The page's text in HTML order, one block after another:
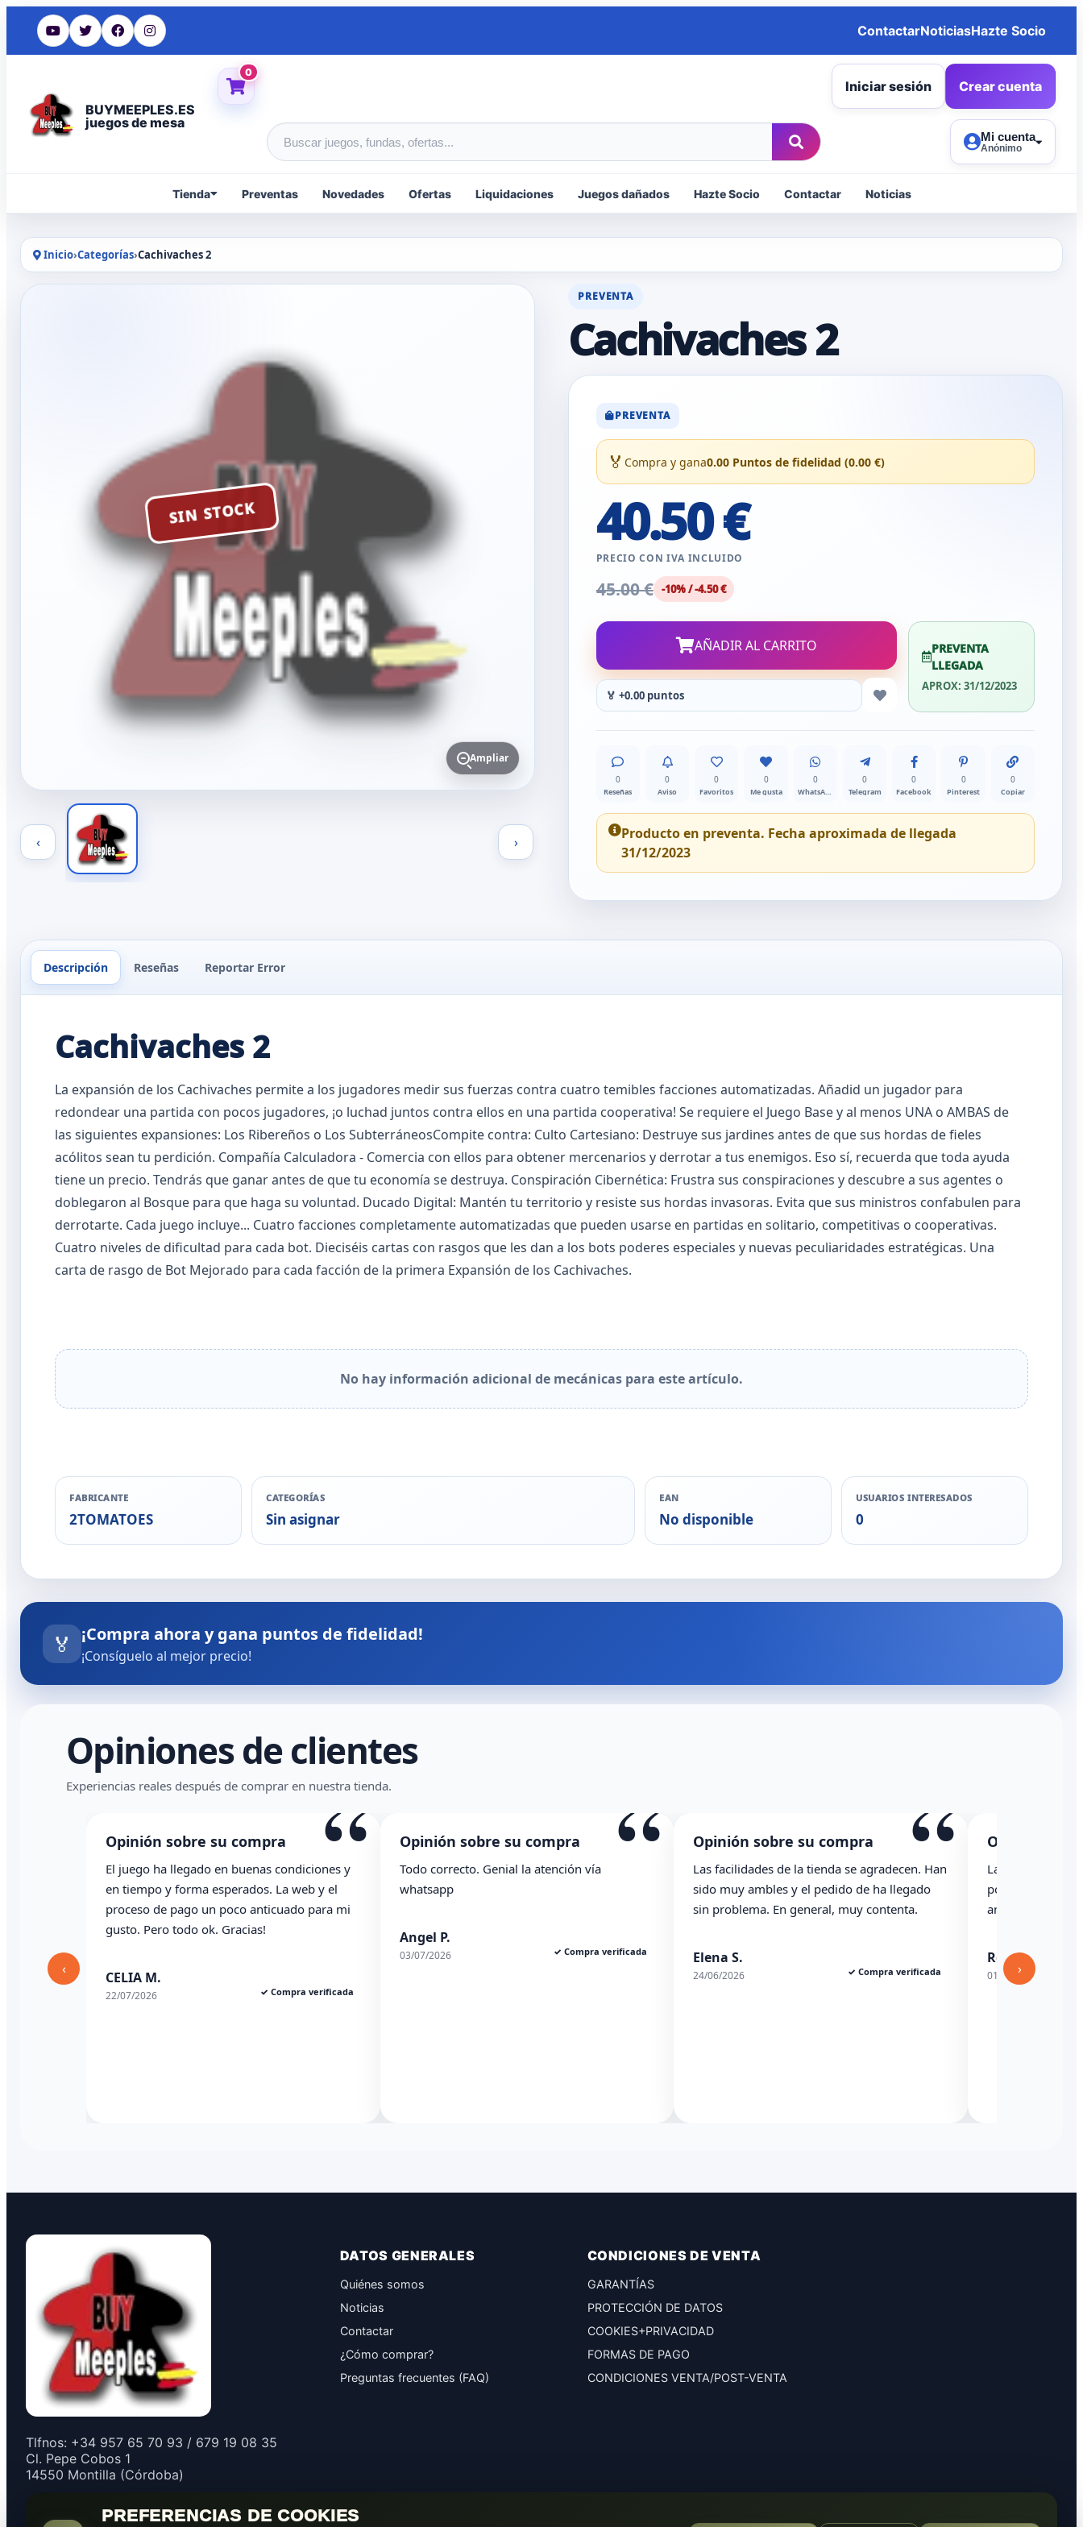
PREFERENCIAS DE COOKIES
ContactarNoticiasHazte Socio
BUYMEEPLES.ES
juegos de mesa
0
Iniciar sesión Crear cuenta
Buscar productos
Mi cuenta
Anónimo
Tienda Preventas Novedades Ofertas Liquidaciones Juegos dañados Hazte Socio Contactar Noticias
Inicio›Categorías›Cachivaches 2
SIN STOCK
Ampliar
‹ ›
PREVENTA
Cachivaches 2
PREVENTA
🏅 Compra y gana0.00 Puntos de fidelidad (0.00 €)
40.50 €
PRECIO CON IVA INCLUIDO
45.00 € -10% / -4.50 €
AÑADIR AL CARRITO
🏅 +0.00 puntos
PREVENTA
LLEGADA
APROX: 31/12/2023
0
Reseñas
0
Aviso
0
Favoritos
0
Me gusta
0
WhatsApp
0
Telegram
0
Facebook
0
Pinterest
0
Copiar
Producto en preventa. Fecha aproximada de llegada
31/12/2023
Descripción Reseñas Reportar Error
Cachivaches 2
La expansión de los Cachivaches permite a los jugadores medir sus fuerzas contra cuatro temibles facciones automatizadas. Añadid un jugador para
redondear una partida con pocos jugadores, ¡o luchad juntos contra ellos en una partida cooperativa! Se requiere el Juego Base y al menos UNA o AMBAS de
las siguientes expansiones: Los Ribereños o Los SubterráneosCompite contra: Culto Cartesiano: Destruye sus jardines antes de que sus hordas de fieles
acólitos sean tu perdición. Compañía Calculadora - Comercia con ellos para obtener mercenarios y derrotar a tus enemigos. Eso sí, recuerda que toda ayuda
tiene un precio. Tendrás que ganar antes de que tu economía se destruya. Conspiración Cibernética: Frustra sus conspiraciones y descubre a sus agentes o
doblegaron al Bosque para que haga su voluntad. Ducado Digital: Mantén tu territorio y resiste sus hordas invasoras. Evita que sus ministros confabulen para
derrotarte. Cada juego incluye... Cuatro facciones completamente automatizadas que pueden usarse en partidas en solitario, competitivas o cooperativas.
Cuatro niveles de dificultad para cada bot. Dieciséis cartas con rasgos que les dan a los bots poderes especiales y nuevas peculiaridades estratégicas. Una
carta de rasgo de Bot Mejorado para cada facción de la primera Expansión de los Cachivaches.
No hay información adicional de mecánicas para este artículo.
FABRICANTE
2TOMATOES
CATEGORÍAS
Sin asignar
EAN
No disponible
USUARIOS INTERESADOS
0
🏅 ¡Compra ahora y gana puntos de fidelidad!
¡Consíguelo al mejor precio!
Opiniones de clientes
Experiencias reales después de comprar en nuestra tienda.
‹
“
en buenas condiciones y
esperados. La web y el
un poco anticuado para mi
✓ Compra verificada
“
Opinión sobre su compra
Todo correcto. Genial la atención vía
whatsapp
Angel P.
✓ Compra verificada
“
Opinión sobre su compra
Las facilidades de la tienda se agradecen. Han
sido muy ambles y el pedido de ha llegado
sin problema. En general, muy contenta.
Elena S.
✓ Compra verificada
Opinión sobre su compra
La caja ha llegado con una raja importante, se
podría haber indicado revisado con
anterioridad
01/06/2026 ✓ Compra verificada
›
Tlfnos: +34 957 65 70 93 / 679 19 08 35
Cl. Pepe Cobos 1
14550 Montilla (Córdoba)
DATOS GENERALES
Quiénes somos
Noticias
Contactar
¿Cómo comprar?
Preguntas frecuentes (FAQ)
CONDICIONES DE VENTA
GARANTÍAS
PROTECCIÓN DE DATOS
COOKIES+PRIVACIDAD
FORMAS DE PAGO
CONDICIONES VENTA/POST-VENTA